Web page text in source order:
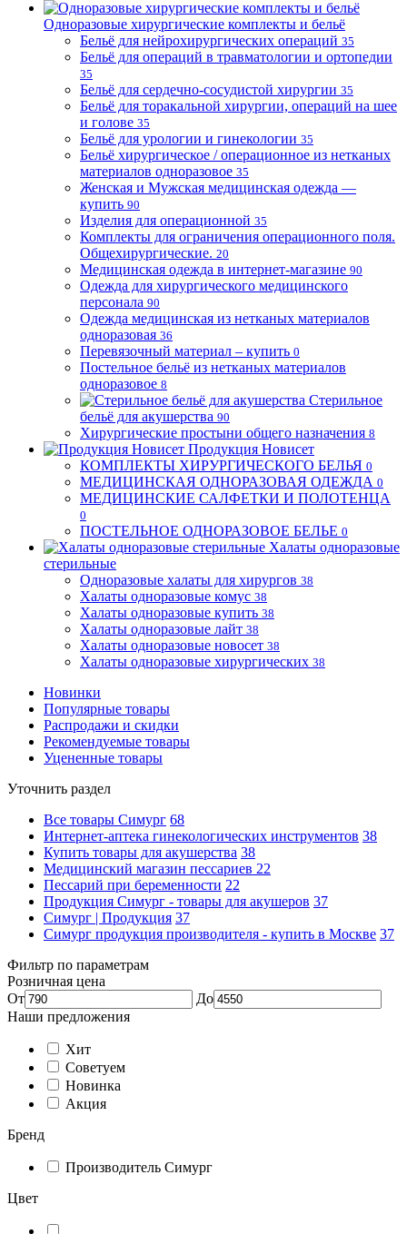
Одноразовые хирургические комплекты и бельё
Бельё для нейрохирургических операций 35
Бельё для операций в травматологии и ортопедии
35
Бельё для сердечно-сосудистой хирургии 35
Бельё для торакальной хирургии, операций на шее
и голове 35
Бельё для урологии и гинекологии 35
Бельё хирургическое / операционное из нетканых
материалов одноразовое 35
Женская и Мужская медицинская одежда —
купить 90
Изделия для операционной 35
Комплекты для ограничения операционного поля.
Общехирургические. 20
Медицинская одежда в интернет-магазине 90
Одежда для хирургического медицинского
персонала 90
Одежда медицинская из нетканых материалов
одноразовая 36
Перевязочный материал – купить 0
Постельное бельё из нетканых материалов
одноразовое 8
Стерильное
бельё для акушерства 90
Хирургические простыни общего назначения 8
Продукция Новисет
КОМПЛЕКТЫ ХИРУРГИЧЕСКОГО БЕЛЬЯ 0
МЕДИЦИНСКАЯ ОДНОРАЗОВАЯ ОДЕЖДА 0
МЕДИЦИНСКИЕ САЛФЕТКИ И ПОЛОТЕНЦА
0
ПОСТЕЛЬНОЕ ОДНОРАЗОВОЕ БЕЛЬЕ 0
Халаты одноразовые
стерильные
Одноразовые халаты для хирургов 38
Халаты одноразовые комус 38
Халаты одноразовые купить 38
Халаты одноразовые лайт 38
Халаты одноразовые новосет 38
Халаты одноразовые хирургических 38
Новинки
Популярные товары
Распродажи и скидки
Рекомендуемые товары
Уцененные товары
Уточнить раздел
Все товары Симург 68
Интернет-аптека гинекологических инструментов 38
Купить товары для акушерства 38
Медицинский магазин пессариев 22
Пессарий при беременности 22
Продукция Симург - товары для акушеров 37
Симург | Продукция 37
Симург продукция производителя - купить в Москве 37
Фильтр по параметрам
Розничная цена
От
До
Наши предложения
Хит
Советуем
Новинка
Акция
Бренд
Производитель Симург
Цвет